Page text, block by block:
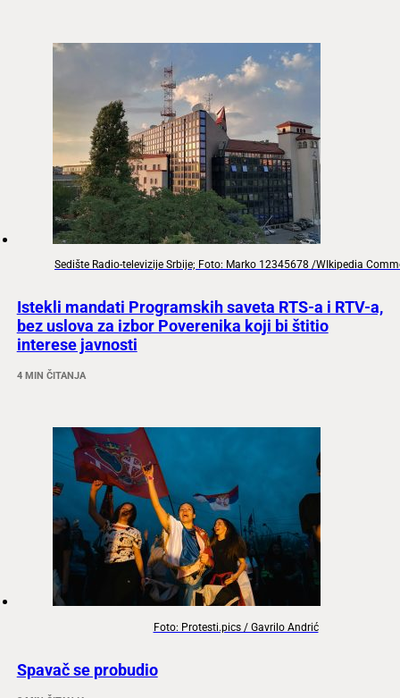
Sedište Radio-televizije Srbije; Foto: Marko 12345678 /WIkipedia
Istekli mandati Programskih saveta RTS-a i RTV-a,
bez uslova za izbor Poverenika koji bi štitio
interese javnosti
4 MIN ČITANJA
Foto: Protesti.pics / Gavrilo Andrić
Spavač se probudio